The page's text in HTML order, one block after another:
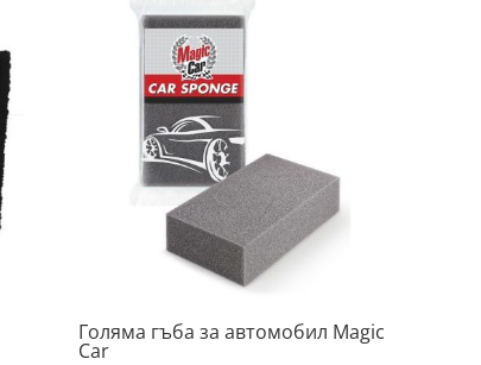
Голяма гъба за автомобил Magic
Car